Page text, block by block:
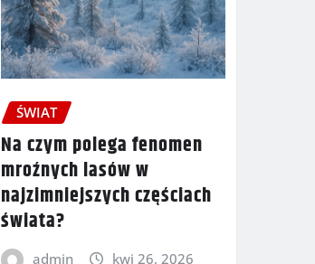
ŚWIAT
Na czym polega fenomen
mroźnych lasów w
najzimniejszych częściach
świata?
admin
kwi 26, 2026